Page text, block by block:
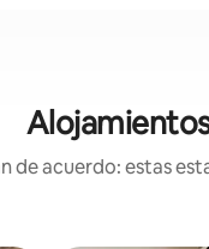
de acuerdo: estas